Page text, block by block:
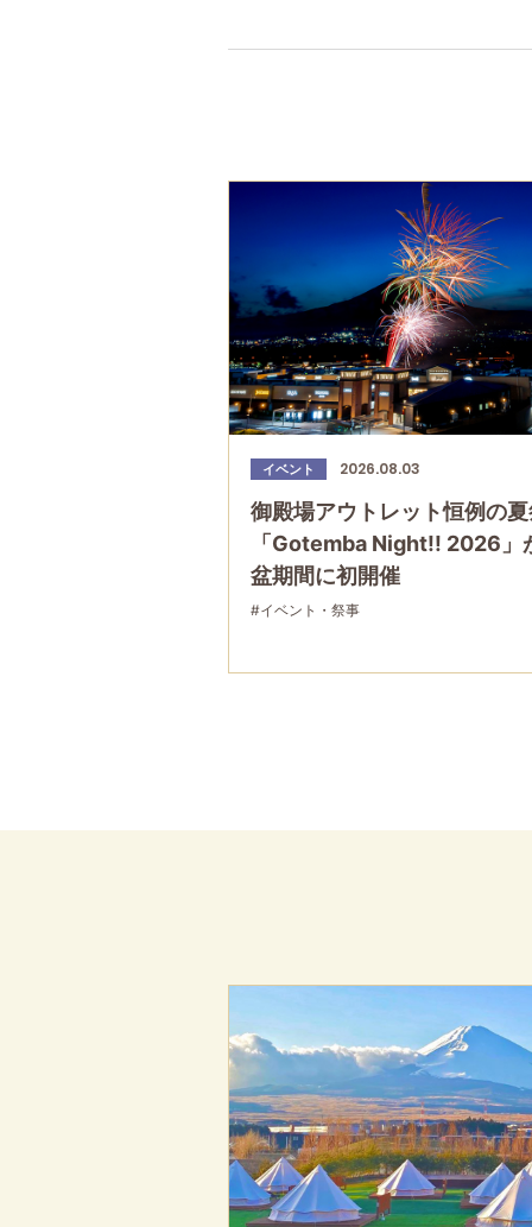
イベント 2026.08.03
御殿場アウトレット恒例の
「Gotemba Night!! 2026」
盆期間に初開催
#イベント・祭事